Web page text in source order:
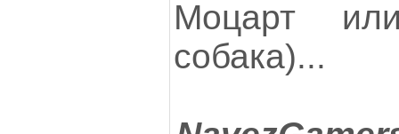
Моцарт
собака)...